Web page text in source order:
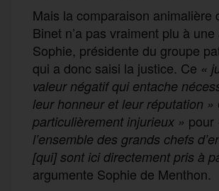
Mais la comparaison animalière
Binet n’a pas vraiment plu à une
Sophie, présidente du groupe
qui a donc saisi la justice. Ce «
valeur négatif qui entache
leur honneur et leur réputation »
particulièrement injurieux » pour
l’ensemble des grands chefs
[qui] sont ici directement pris à
argumente Sophie de Menthon.